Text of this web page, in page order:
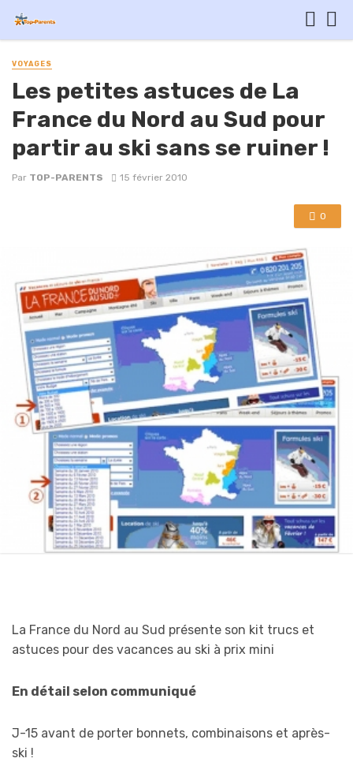
VOYAGES
Les petites astuces de La
France du Nord au Sud pour
partir au ski sans se ruiner !
Par TOP-PARENTS 15 février 2010
0
La France du Nord au Sud présente son kit trucs et
astuces pour des vacances au ski à prix mini
En détail selon communiqué
J-15 avant de porter bonnets, combinaisons et après-
ski !